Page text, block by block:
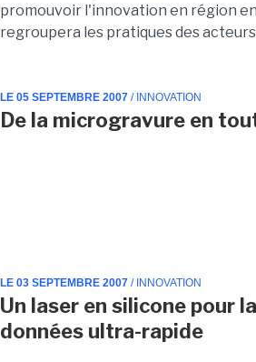
promouvoir l'innovation en région
regroupera les pratiques des
LE 05 SEPTEMBRE 2007 / INNOVATION
De la microgravure en
LE 03 SEPTEMBRE 2007 / INNOVATION
Un laser en silicone pour
données ultra-rapide